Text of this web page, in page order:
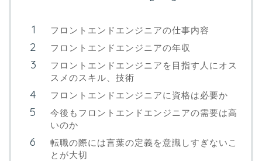
フロントエンドエンジニアの仕事内容
フロントエンドエンジニアの年収
フロントエンドエンジニアを目指す人にオス
スメのスキル、技術
フロントエンドエンジニアに資格は必要か
今後もフロントエンドエンジニアの需要は高
いのか
転職の際には言葉の定義を意識しすぎないこ
とが大切